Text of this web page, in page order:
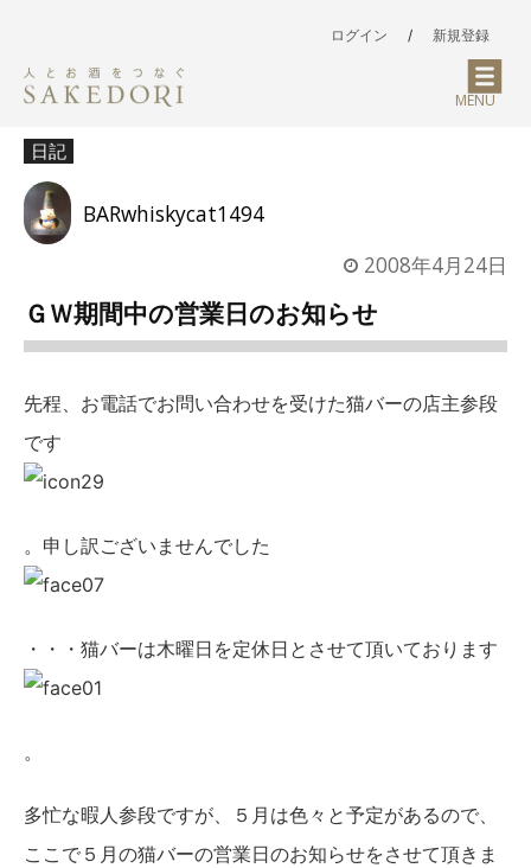
ログイン / 新規登録
MENU
日記
BARwhiskycat1494
2008年4月24日
ＧＷ期間中の営業日のお知らせ
先程、お電話でお問い合わせを受けた猫バーの店主参段
です
。申し訳ございませんでした
・・・猫バーは木曜日を定休日とさせて頂いております
。
多忙な暇人参段ですが、５月は色々と予定があるので、
ここで５月の猫バーの営業日のお知らせをさせて頂きま